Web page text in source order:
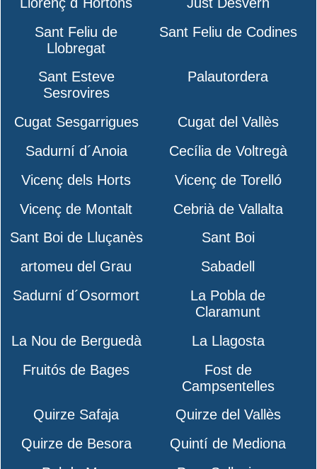
Sant Feliu de
Llobregat
Sant Feliu de Codines
Sant Esteve
Sesrovires
Palautordera
Cugat Sesgarrigues
Cugat del Vallès
Sadurní d´Anoia
Cecília de Voltregà
Vicenç dels Horts
Vicenç de Torelló
Vicenç de Montalt
Cebrià de Vallalta
Sant Boi de Lluçanès
Sant Boi
artomeu del Grau
Sabadell
Sadurní d´Osormort
La Pobla de
Claramunt
La Nou de Berguedà
La Llagosta
Fruitós de Bages
Fost de
Campsentelles
Quirze Safaja
Quirze del Vallès
Quirze de Besora
Quintí de Mediona